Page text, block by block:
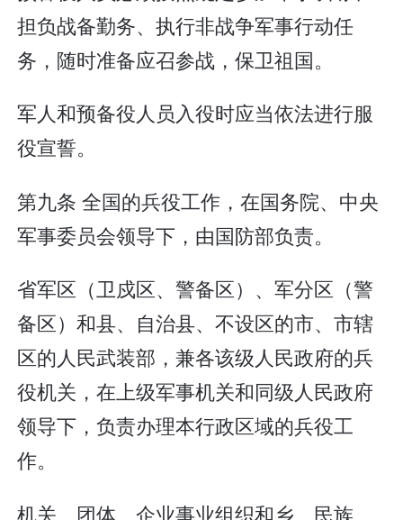
担负战备勤务、执行非战争军事行动任
务，随时准备应召参战，保卫祖国。
军人和预备役人员入役时应当依法进行服
役宣誓。
第九条 全国的兵役工作，在国务院、中央
军事委员会领导下，由国防部负责。
省军区（卫戍区、警备区）、军分区（警
备区）和县、自治县、不设区的市、市辖
区的人民武装部，兼各该级人民政府的兵
役机关，在上级军事机关和同级人民政府
领导下，负责办理本行政区域的兵役工
作。
机关、团体、企业事业组织和乡、民族